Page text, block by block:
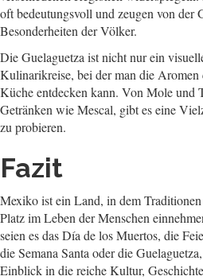
oft bedeutungsvoll und zeugen von der
Besonderheiten der Völker.
Die Guelaguetza ist nicht nur ein
Kulinarikreise, bei der man die Aromen
Küche entdecken kann. Von Mole und
Getränken wie Mescal, gibt es eine
zu probieren.
Fazit
Mexiko ist ein Land, in dem
Platz im Leben der Menschen
seien es das Día de los Muertos, die
die Semana Santa oder die
Einblick in die reiche Kultur,